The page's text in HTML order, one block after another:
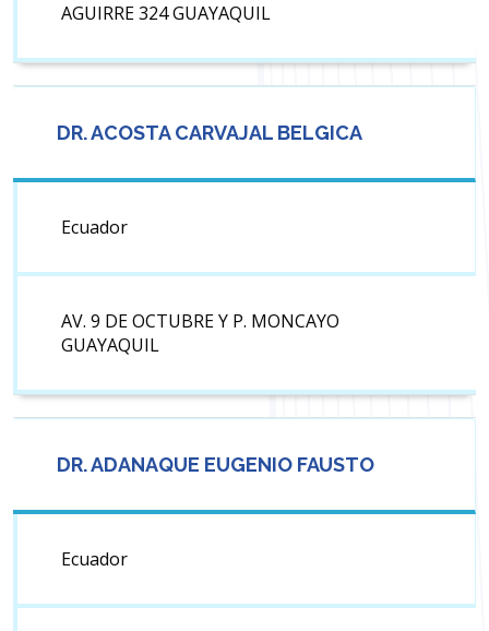
AGUIRRE 324 GUAYAQUIL
DR. ACOSTA CARVAJAL BELGICA
Ecuador
AV. 9 DE OCTUBRE Y P. MONCAYO
GUAYAQUIL
DR. ADANAQUE EUGENIO FAUSTO
Ecuador